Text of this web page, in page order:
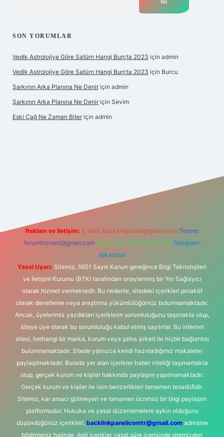
SON YORUMLAR
Vedik Astrolojiye Göre Satürn Hangi Burçta 2023 için admin
Vedik Astrolojiye Göre Satürn Hangi Burçta 2023 için Burcu
Şarkının Arka Planına Ne Denir için admin
Şarkının Arka Planına Ne Denir için Sevim
Eski Çağ Ne Zaman Biter için admin
Reklam ve İletişim: E-mail: backlinkpaneli@gmail.com Teams:
forumhizmeti@gmail.com Whatsapp: 0262 606 0 726 Telegram:
@karabul
Yasal Uyarı: Sitemiz, 5651 Sayılı Kanun gereğince Bilgi Teknolojileri
ve İletişim Kurumu (BTK) tarafından onaylanmış bir Yer Sağlayıcı
olarak hizmet vermektedir. Bu nedenle, sitedeki içerikleri proaktif
olarak denetleme veya araştırma yükümlülüğümüz bulunmamaktadır.
Ancak, üyelerimiz yazdıkları içeriklerin sorumluluğunu taşımakta olup,
siteye üye olarak bu sorumluluğu kabul etmiş sayılırlar. Bu internet
sitesi, herhangi bir marka, kurum veya şahıs şirketi ile hiçbir bağlantısı
bulunmamaktadır. Sitede yalnızca kendi hazırladığımız makaleler
paylaşılmaktadır. Burada yer alan içerikler haber niteliği taşımamakta
olup, gerçek kurum ve kişiler hakkında paylaşım yapılmamaktadır.
Gerçek kurum ve kişiler ile isim benzerlikleri tamamen tesadüfidir.
Sitemiz, kar amacı gütmeyen ve tamamen ücretsiz bir bilgi paylaşım
platformudur. Hukuka ve yasal düzenlemelere aykırı olduğunu
düşündüğünüz içerikleri, backlinkpanelicomtr@gmail.comadresine
bildirmeniz halinde, ilgili içerikler yasal süre içerisinde sitemizden